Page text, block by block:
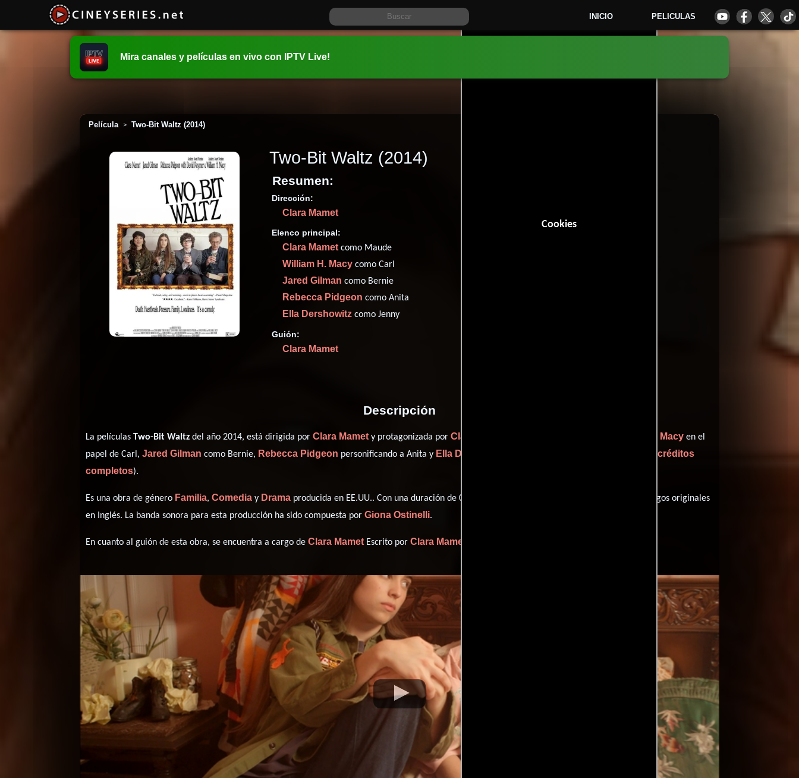
INICIO PELICULAS
Cookies
Mira canales y películas en vivo con IPTV Live!
Película > Two-Bit Waltz (2014)
Two-Bit Waltz (2014)
Resumen:
Dirección:
Clara Mamet
Elenco principal:
Clara Mametcomo Maude
William H. Macy como Carl
Jared Gilman como Bernie
Rebecca Pidgeon como Anita
Ella Dershowitz como Jenny
Guión:
Clara Mamet
01 hr 21 min (81 minutos).
Descripción
La películasTwo-Bit Waltz del año 2014, está dirigida porClara Mamety protagonizada porClara Mamet William H. Macy en el
papel de Carl,Jared Gilman como Bernie, Rebecca Pidgeon personificando a Anita y Ella Dershowitz
ver créditos
completos).
Es una obra de género Familia,Comedia y Drama producida en EE.UU.. Con una duración de 01 hr 21 min (81 minutos), esta película tiene diálogos originales
en Inglés. La banda sonora para esta producción ha sido compuesta porGiona Ostinelli.
En cuanto al guión de esta obra, se encuentra a cargo deClara MametEscrito porClara Mamet